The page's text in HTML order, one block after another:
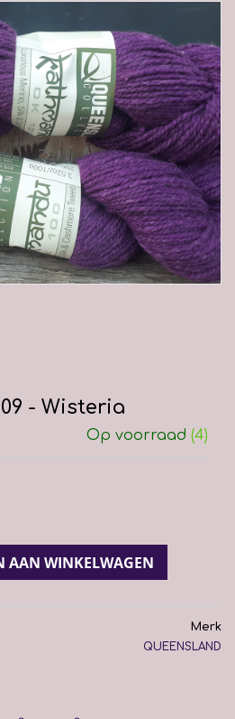
- Wisteria
Op voorraad (4)
AAN WINKELWAGEN
Merk
QUEENSLAND